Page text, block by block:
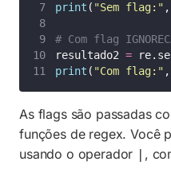
print ( "Sem flag: "
# Com flag
resultado2 =
print ( "Com flag: "
As flags são passadas
funções de regex. Você
usando o operador | ,